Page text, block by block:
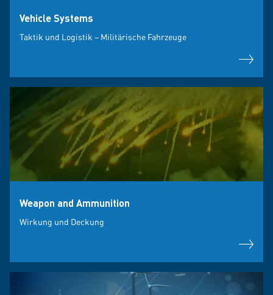
Vehicle Systems
Taktik und Logistik – Militärische Fahrzeuge
Weapon and Ammunition
Wirkung und Deckung